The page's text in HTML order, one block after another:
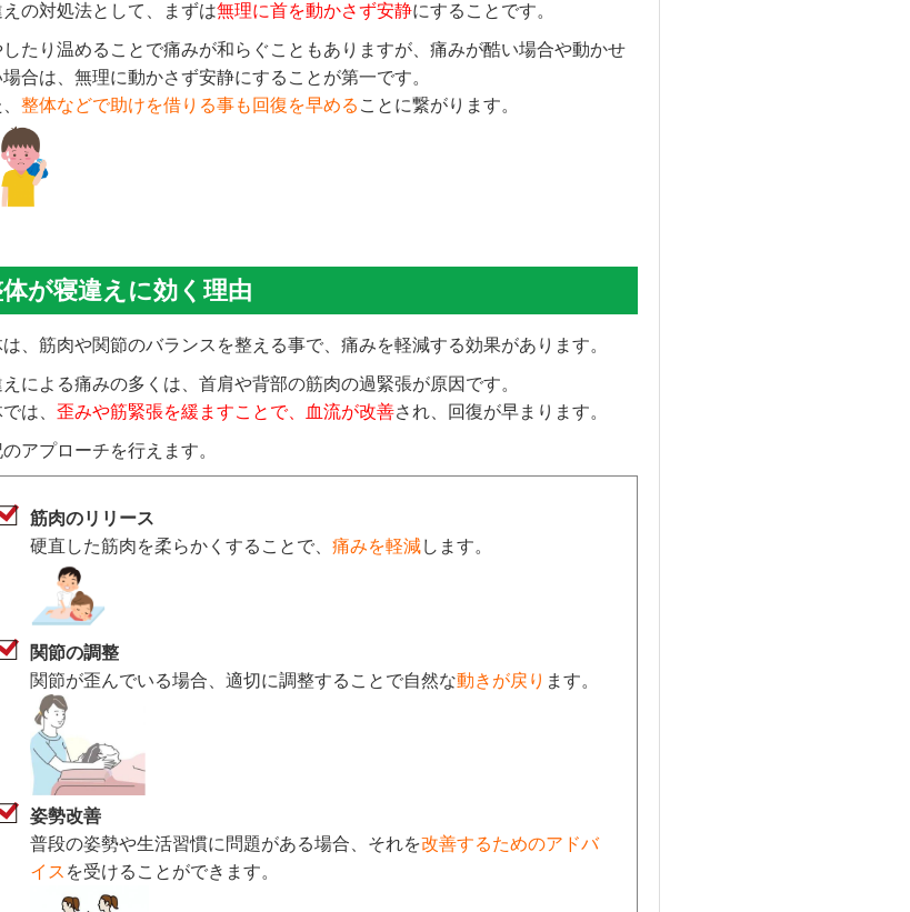
の対処法として、まずは無理に首を動かさず安静にすることです。
たり温めることで痛みが和らぐこともありますが、痛みが酷い場合や動かせ
場合は、無理に動かさず安静にすることが第一です。
整体などで助けを借りる事も回復を早める ことに繋がります。
が寝違えに効く理由
、筋肉や関節のバランスを整える事で、痛みを軽減する効果があります。
による痛みの多くは、首肩や背部の筋肉の過緊張が原因です。
は、 歪みや筋緊張を緩ますことで、血流が改善され、回復が早まります。
アプローチを行えます。
筋肉のリリース
硬直した筋肉を柔らかくすることで、 痛みを軽減します。
関節の調整
関節が歪んでいる場合、適切に調整することで自然な動きが戻り ます。
姿勢改善
普段の姿勢や生活習慣に問題がある場合、それを改善するためのアドバ
イス を受けることができます。